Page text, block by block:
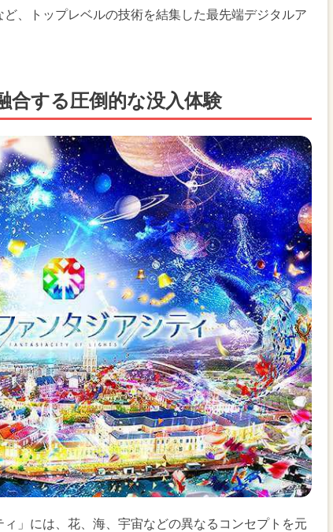
、トップレベルの技術を結集した最先端デジタルア
合する圧倒的な没入体験
」には、花、海、宇宙などの異なるコンセプトを元